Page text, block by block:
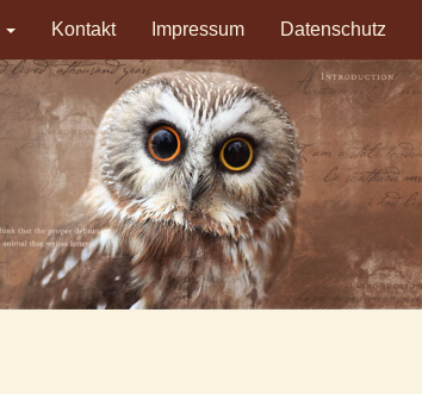
Kontakt Impressum Datenschutz